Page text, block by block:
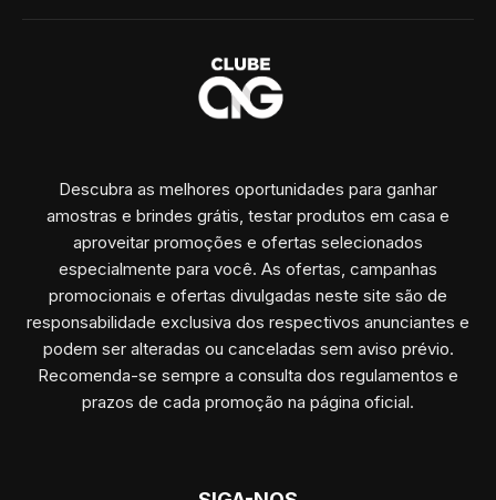
Descubra as melhores oportunidades para ganhar
amostras e brindes grátis, testar produtos em casa e
aproveitar promoções e ofertas selecionados
especialmente para você. As ofertas, campanhas
promocionais e ofertas divulgadas neste site são de
responsabilidade exclusiva dos respectivos anunciantes e
podem ser alteradas ou canceladas sem aviso prévio.
Recomenda-se sempre a consulta dos regulamentos e
prazos de cada promoção na página oficial.